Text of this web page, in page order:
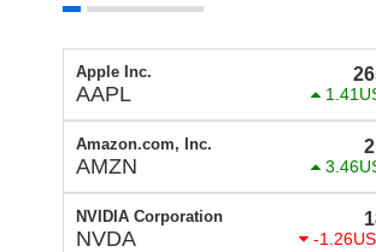
Apple Inc.
AAPL
Amazon.com, Inc.
AMZN
NVIDIA Corporation
NVDA -